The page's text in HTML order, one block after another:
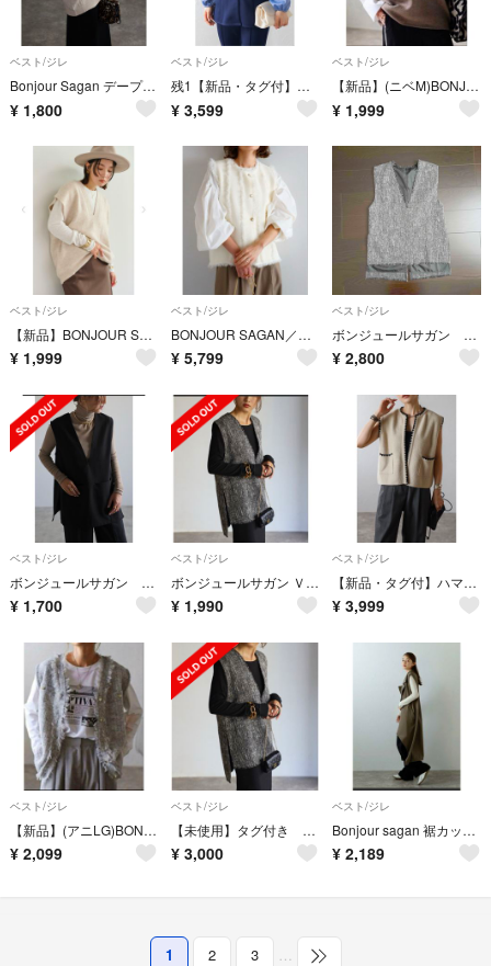
ベスト/ジレ
Bonjour Sagan デープVネックベスト
¥ 1,800
ベスト/ジレ
残1【新品・タグ付】ダンボールポンチペプラムベスト/BONJOUR SAGAN
¥ 3,599
ベスト/ジレ
【新品】(ニベM)BONJOUR SAGAN ディープVネックニットベスト
¥ 1,999
ベスト/ジレ
【新品】BONJOUR SAGAN ディープVネックニットベスト／アイボリー
¥ 1,999
ベスト/ジレ
BONJOUR SAGAN／ミラノリブニットベスト／オフホワイト
¥ 5,799
ベスト/ジレ
ボンジュールサガン ツイードベスト
¥ 2,800
ベスト/ジレ
ボンジュールサガン ジレ
¥ 1,700
ベスト/ジレ
ボンジュールサガン Ｖネックベスト 卒業式入学式
¥ 1,990
ベスト/ジレ
【新品・タグ付】ハマグリステッチニットベスト/BONJOUR SAGAN
¥ 3,999
ベスト/ジレ
【新品】(アニLG)BONJOUR SAGAN アゼフリンジニットベスト
¥ 2,099
ベスト/ジレ
【未使用】タグ付き ボンジュールサガン Ｖネックツィードベスト グレー
¥ 3,000
ベスト/ジレ
Bonjour sagan 裾カットアウトテーラードジレ カーキ
¥ 2,189
1 2 3 …